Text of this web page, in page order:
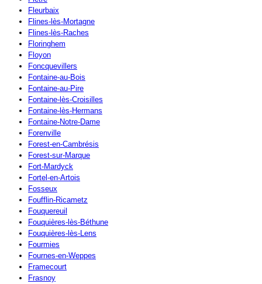
Fleurbaix
Flines-lès-Mortagne
Flines-lès-Raches
Floringhem
Floyon
Foncquevillers
Fontaine-au-Bois
Fontaine-au-Pire
Fontaine-lès-Croisilles
Fontaine-lès-Hermans
Fontaine-Notre-Dame
Forenville
Forest-en-Cambrésis
Forest-sur-Marque
Fort-Mardyck
Fortel-en-Artois
Fosseux
Foufflin-Ricametz
Fouquereuil
Fouquières-lès-Béthune
Fouquières-lès-Lens
Fourmies
Fournes-en-Weppes
Framecourt
Frasnoy